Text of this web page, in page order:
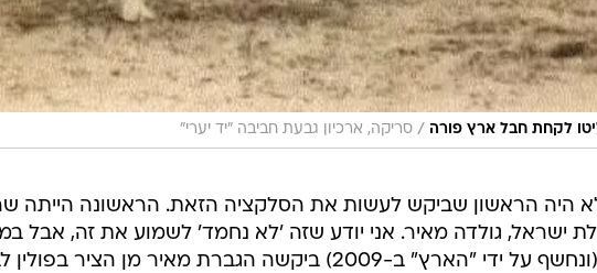
לקחת חבל ארץ פורה / סריקה, ארכיון גבעת חביבה "יד יערי"
לא היה הראשון שביקש לעשות את הסלקציה הזאת. הראשונה הייתה
ישראל, גולדה מאיר. אני יודע שזה 'לא נחמד' לשמוע את זה, אבל
שנשלח על ידה ב-1958 (ונחשף על ידי "הארץ" ב-2009) ביקשה הגברת מאיר מן הציר